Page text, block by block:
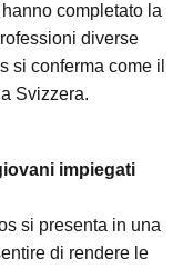
completato la
diverse
si conferma come il
Svizzera.
impiegati
si presenta in una
di rendere le